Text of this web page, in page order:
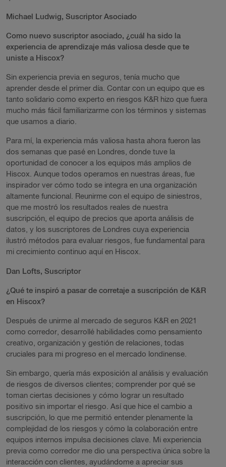
Michael Ludwig, Suscriptor Asociado
Como nuevo suscriptor asociado, ¿cuál ha sido la
experiencia de aprendizaje más valiosa desde que te
uniste a Hiscox?
Sin experiencia previa en seguros, tenía mucho que
aprender desde el primer día. Contar con un equipo que es
tanto solidario como experto en riesgos K&R hizo que fuera
mucho más fácil familiarizarme con los términos y sistemas
que usamos a diario.
Para mí, la experiencia más valiosa hasta ahora fueron las
dos semanas que pasé en Londres, donde tuve la
oportunidad de conocer a los equipos más amplios de
Hiscox. Aunque todos operamos en nuestras áreas, fue
inspirador ver cómo todo se integra en una organización
altamente funcional. Reunirme con el equipo de siniestros,
que me mostró los resultados reales de nuestra
suscripción, el equipo de precios que aporta análisis de
datos, y los suscriptores de Londres cuya experiencia
ilustró métodos para evaluar riesgos, fue fundamental para
mi crecimiento continuo aquí en Hiscox.
Dan Lofts, Suscriptor
¿Qué te inspiró a pasar de corretaje a suscripción de K&R
en Hiscox?
Después de unirme al mercado de seguros K&R en 2021
como corredor, desarrollé habilidades como pensamiento
creativo, organización y gestión de relaciones, todas
cruciales para mi progreso en el mercado londinense.
Sin embargo, quería más exposición al análisis y evaluación
de riesgos de diversos clientes; comprender por qué se
toman ciertas decisiones y cómo lograr un resultado
positivo sin importar el riesgo. Así que hice el cambio a
suscripción, lo que me permitió entender plenamente la
complejidad de los riesgos y cómo la colaboración entre
equipos internos impulsa decisiones clave. Mi experiencia
previa como corredor me dio una perspectiva única sobre la
interacción con clientes, ayudándome a apreciar sus